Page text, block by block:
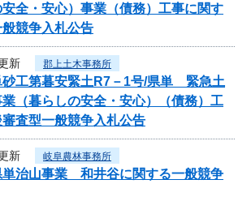
全・安心）事業（債務）工事に関す
競争入札公告
新 郡上土木事務所
砂工第暮安緊土R7－1号/県単 緊急土
（暮らしの安全・安心）（債務）工
査型一般競争入札公告
新 岐阜農林事務所
単治山事業 和井谷に関する一般競争